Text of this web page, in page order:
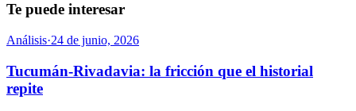
Te puede interesar
Análisis·24 de junio, 2026
Tucumán-Rivadavia: la fricción que el historial
repite